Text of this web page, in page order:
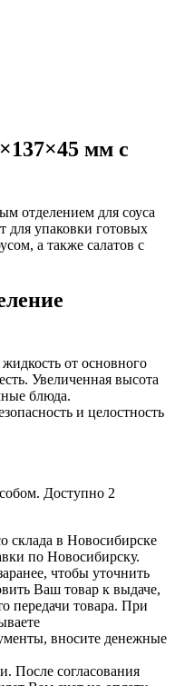
мм с
отделением для соуса
для упаковки готовых
а также салатов с
от основного
Увеличенная высота
блюда.
и целостность
Доступно 2
склада в Новосибирске
по Новосибирску.
чтобы уточнить
Ваш товар к выдаче,
передачи товара. При
вносите денежные
После согласования